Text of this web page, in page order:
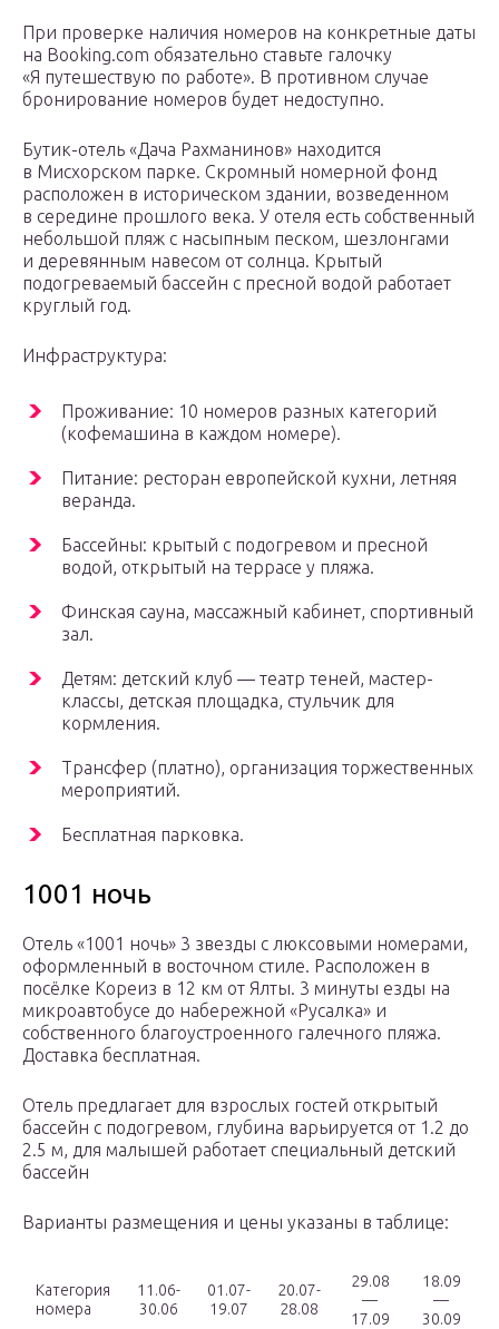
При проверке наличия номеров на конкретные даты
на Booking.com обязательно ставьте галочку
«Я путешествую по работе». В противном случае
бронирование номеров будет недоступно.
Бутик-отель «Дача Рахманинов» находится
в Мисхорском парке. Скромный номерной фонд
расположен в историческом здании, возведенном
в середине прошлого века. У отеля есть собственный
небольшой пляж с насыпным песком, шезлонгами
и деревянным навесом от солнца. Крытый
подогреваемый бассейн с пресной водой работает
круглый год.
Инфраструктура:
Проживание: 10 номеров разных категорий
(кофемашина в каждом номере).
Питание: ресторан европейской кухни, летняя
веранда.
Бассейны: крытый с подогревом и пресной
водой, открытый на террасе у пляжа.
Финская сауна, массажный кабинет, спортивный
зал.
Детям: детский клуб — театр теней, мастер-
классы, детская площадка, стульчик для
кормления.
Трансфер (платно), организация торжественных
мероприятий.
Бесплатная парковка.
1001 ночь
Отель «1001 ночь» 3 звезды с люксовыми номерами,
оформленный в восточном стиле. Расположен в
посёлке Кореиз в 12 км от Ялты. 3 минуты езды на
микроавтобусе до набережной «Русалка» и
собственного благоустроенного галечного пляжа.
Доставка бесплатная.
Отель предлагает для взрослых гостей открытый
бассейн с подогревом, глубина варьируется от 1.2 до
2.5 м, для малышей работает специальный детский
бассейн
Варианты размещения и цены указаны в таблице:
Категория
номера
11.06-
30.06
01.07-
19.07
20.07-
28.08
29.08
—
17.09
18.09
—
30.09